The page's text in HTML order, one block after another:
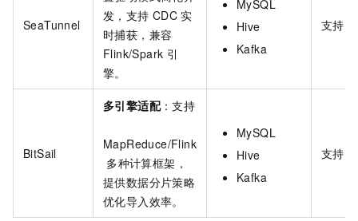
SeaTunnel
发，支持 CDC 实
时捕获，兼容
Flink/Spark 引
擎。
MySQL
Hive
Kafka
支持
BitSail
多引擎适配：支持
MapReduce/Flink
多种计算框架，
提供数据分片策略
优化导入效率。
MySQL
Hive
Kafka
支持